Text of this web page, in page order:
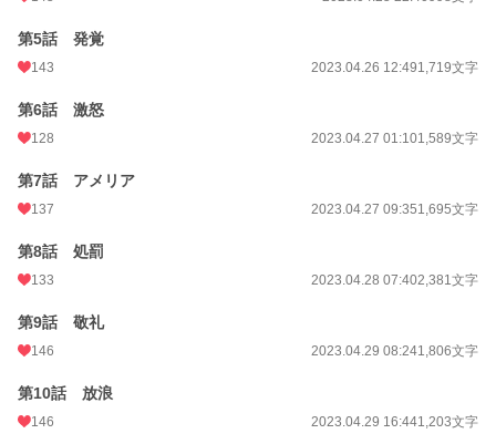
お気に入り
24h.ポイント
文字数
更新日時 2024.08.11 00:00
初回公開日時
初回完結日時 2024.08.11 09:27
月間ポイント 6,539 pt (6,571 位)
第5話 発覚
143 2023.04.26 12:491,719文字
第6話 激怒
128 2023.04.27 01:101,589文字
第7話 アメリア
137 2023.04.27 09:351,695文字
第8話 処罰
133 2023.04.28 07:402,381文字
第9話 敬礼
146 2023.04.29 08:241,806文字
第10話 放浪
146 2023.04.29 16:441,203文字